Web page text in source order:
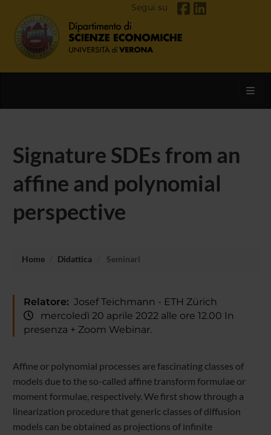
Segui su
Signature SDEs from an
affine and polynomial
perspective
Home Didattica Seminari
Relatore: Josef Teichmann - ETH Zürich
mercoledì 20 aprile 2022 alle ore 12.00 In
presenza + Zoom Webinar.
Affine or polynomial processes are fascinating classes of
models due to the so-called affine transform formulae or
moment formulae, respectively. We first show through a
linearization procedure that generic classes of diffusion
models can be obtained as projections of infinite